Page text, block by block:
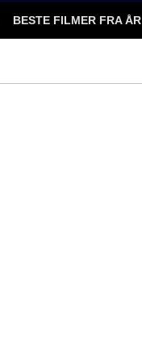
BESTE FILMER FRA ÅR